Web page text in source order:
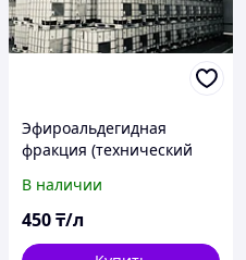
Эфироальдегидная
фракция (технический
В наличии
450₸/л